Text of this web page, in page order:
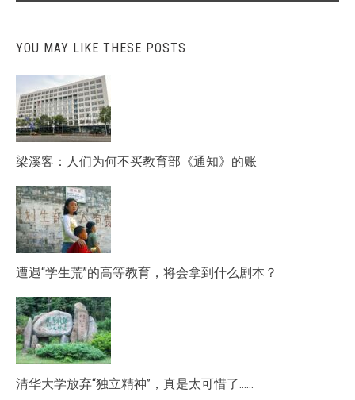
YOU MAY LIKE THESE POSTS
梁溪客：人们为何不买教育部《通知》的账
遭遇“学生荒”的高等教育，将会拿到什么剧本？
清华大学放弃“独立精神”，真是太可惜了……